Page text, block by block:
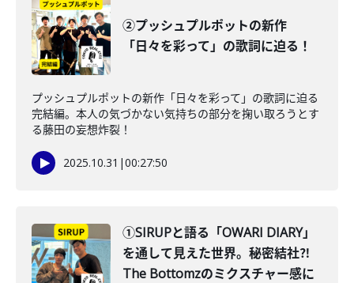
②プッシュプルポットの新作
「日々を彩って」の歌詞に迫る！
プッシュプルポットの新作「日々を彩って」の歌詞に迫る
完結編。本人の気づかない気持ちの部分を掬い取ろうとす
る藤田の妄想炸裂！
2025.10.31 |00:27:50
①SIRUPと語る「OWARI DIARY」
を通して見えた世界。秘密結社⁈
The Bottomzのミクスチャー感に